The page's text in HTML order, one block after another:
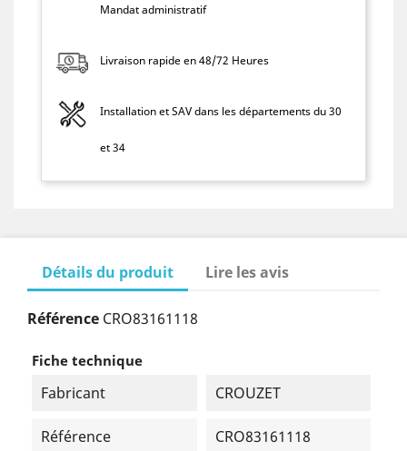
Mandat administratif
Livraison rapide en 48/72 Heures
Installation et SAV dans les départements du 30
et 34
Détails du produit Lire les avis
Référence CRO83161118
Fiche technique
Fabricant CROUZET
Référence CRO83161118